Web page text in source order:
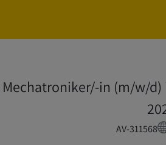
in (m/w/d)
AV-311568